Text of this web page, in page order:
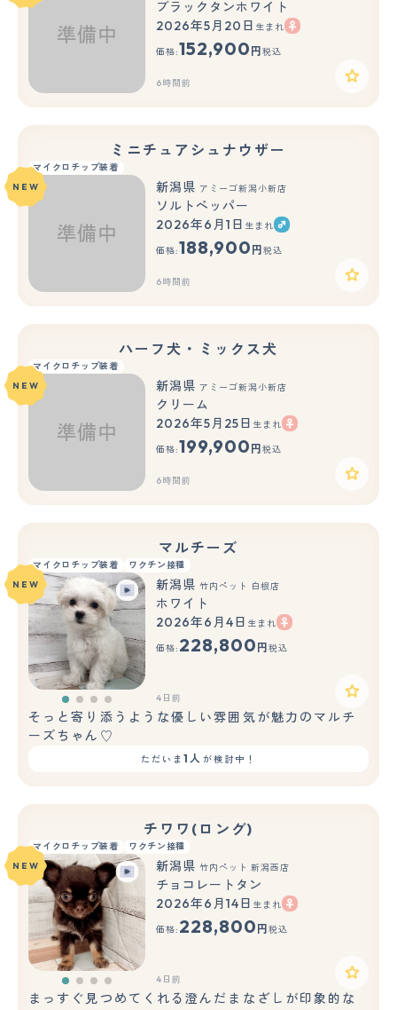
ブラックタンホワイト
2026年5月20日 生まれ
価格:152,900 円 税込
6時間前
ミニチュアシュナウザー
マイクロチップ装着
NEW
新潟県 アミーゴ新潟小新店
ソルトペッパー
2026年6月1日 生まれ
価格:188,900 円 税込
6時間前
ハーフ犬・ミックス犬
マイクロチップ装着
NEW
新潟県 アミーゴ新潟小新店
クリーム
2026年5月25日 生まれ
価格:199,900 円 税込
6時間前
マルチーズ
マイクロチップ装着
ワクチン接種
NEW
新潟県 竹内ペット 白根店
ホワイト
2026年6月4日 生まれ
価格: 228,800 円 税込
4日前
そっと寄り添うような優しい雰囲気が魅力のマルチ
ーズちゃん♡
ただいま1人 が検討中！
チワワ(ロング)
マイクロチップ装着
ワクチン接種
NEW
新潟県 竹内ペット 新潟西店
チョコレートタン
2026年6月14日 生まれ
価格: 228,800 円 税込
4日前
まっすぐ見つめてくれる澄んだまなざしが印象的な